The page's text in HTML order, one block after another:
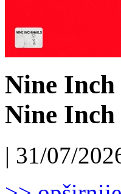
Nine Inch
Nine Inch
| 31/07/